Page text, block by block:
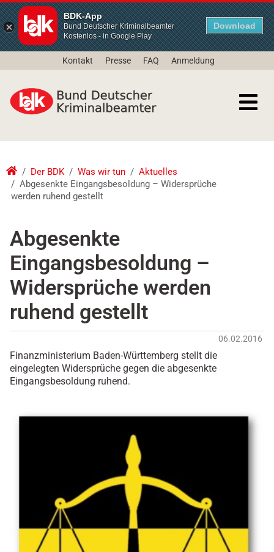
BDK-App
Bund Deutscher Kriminalbeamter
Kostenlos - in Google Play
Download
Kontakt Presse FAQ Anmeldung
Der BDK Was wir tun
Aktuelles
Abgesenkte Eingangsbesoldung – Widersprüche
werden ruhend gestellt
Abgesenkte
Eingangsbesoldung –
Widersprüche werden
ruhend gestellt
06.02.2016
Finanzministerium Baden-Württemberg stellt die
eingelegten Widersprüche gegen die abgesenkte
Eingangsbesoldung ruhend.